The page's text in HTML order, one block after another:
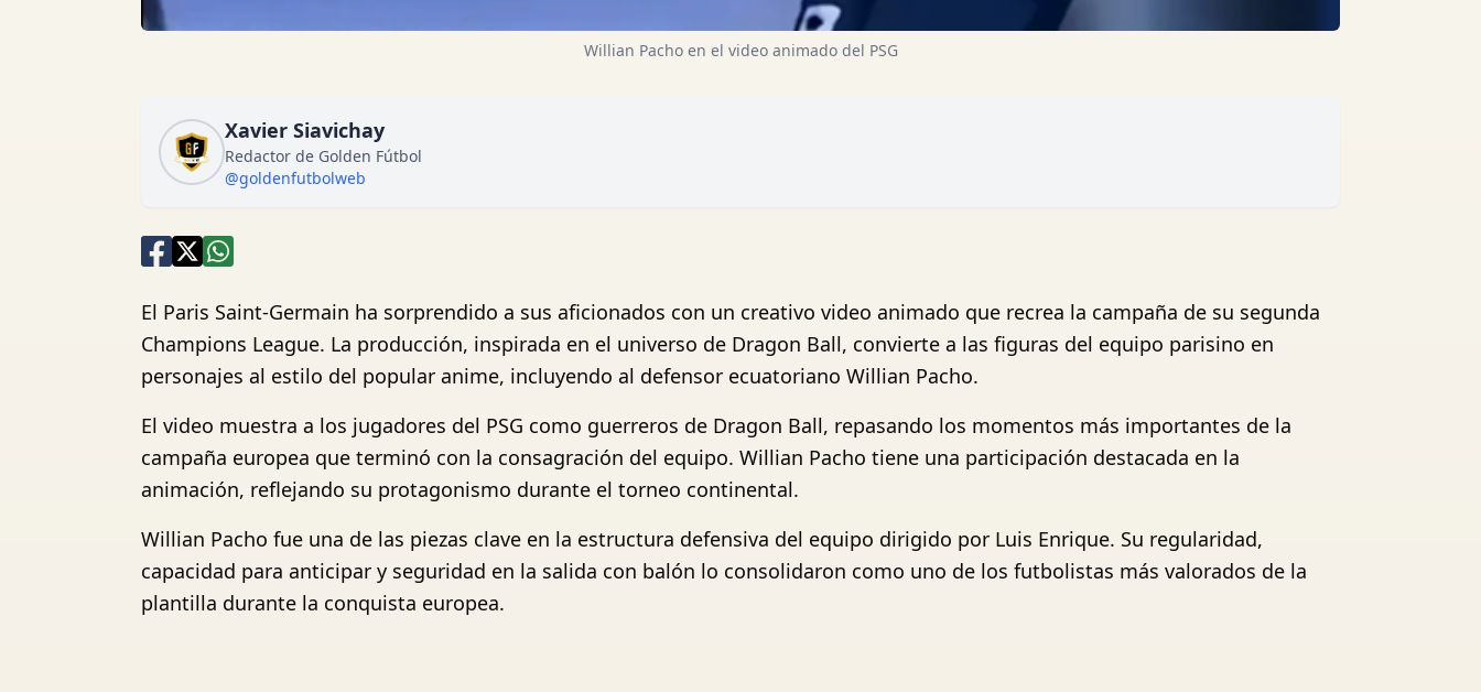
Willian Pacho en el video animado del PSG
Xavier Siavichay
Redactor de Golden Fútbol
@goldenfutbolweb
El Paris Saint-Germain ha sorprendido a sus aficionados con un creativo video animado que recrea la campaña de su segunda
Champions League. La producción, inspirada en el universo de Dragon Ball, convierte a las figuras del equipo parisino en
personajes al estilo del popular anime, incluyendo al defensor ecuatoriano Willian Pacho.
El video muestra a los jugadores del PSG como guerreros de Dragon Ball, repasando los momentos más importantes de la
campaña europea que terminó con la consagración del equipo. Willian Pacho tiene una participación destacada en la
animación, reflejando su protagonismo durante el torneo continental.
Willian Pacho fue una de las piezas clave en la estructura defensiva del equipo dirigido por Luis Enrique. Su regularidad,
capacidad para anticipar y seguridad en la salida con balón lo consolidaron como uno de los futbolistas más valorados de la
plantilla durante la conquista europea.